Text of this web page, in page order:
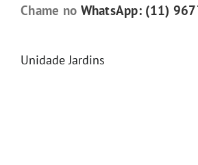
Chame no WhatsApp: (11)
Unidade Jardins